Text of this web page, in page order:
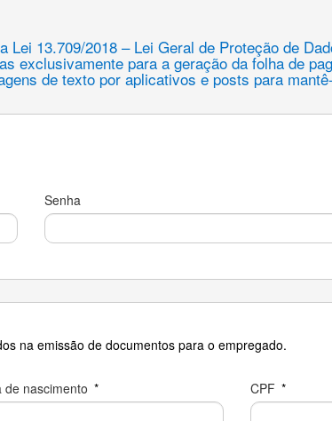
13.709/2018 – Lei Geral de Proteção de
exclusivamente para a geração da folha de
de texto por aplicativos e posts para
Senha
na emissão de documentos para o empregado.
de nascimento * CPF *